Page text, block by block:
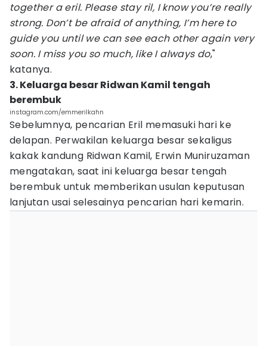
together a eril. Please stay ril, I know you’re really
strong. Don’t be afraid of anything, I’m here to
guide you until we can see each other again very
soon. I miss you so much, like I always do,"
katanya.
3. Keluarga besar Ridwan Kamil tengah
berembuk
instagram.com/emmerilkahn
Sebelumnya, pencarian Eril memasuki hari ke
delapan. Perwakilan keluarga besar sekaligus
kakak kandung Ridwan Kamil, Erwin Muniruzaman
mengatakan, saat ini keluarga besar tengah
berembuk untuk memberikan usulan keputusan
lanjutan usai selesainya pencarian hari kemarin.